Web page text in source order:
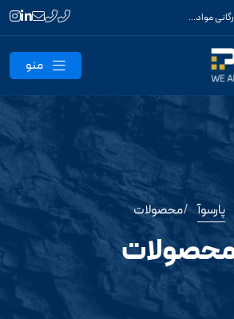
یک سازمان فرآیندگرا و پویا در بازرگانی مواد اولیه و محصولات واسط
منو
پارسوآ محصولات